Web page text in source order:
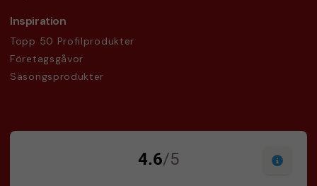
Inspiration
Topp 50 Profilprodukter
Företagsgåvor
Säsongsprodukter